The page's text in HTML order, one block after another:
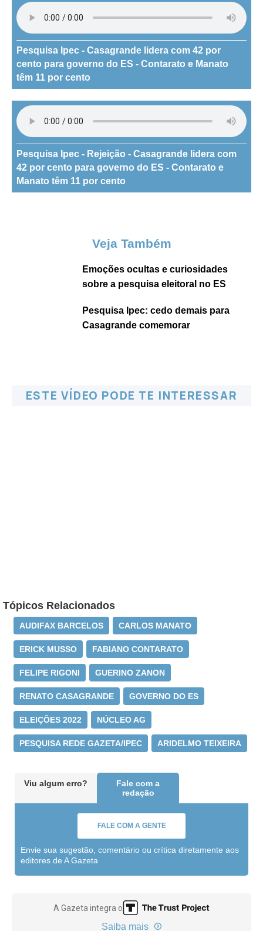
Pesquisa Ipec - Casagrande lidera com 42 por
cento para governo do ES - Contarato e Manato
têm 11 por cento
Pesquisa Ipec - Rejeição - Casagrande lidera com
42 por cento para governo do ES - Contarato e
Manato têm 11 por cento
Veja Também
Emoções ocultas e curiosidades
sobre a pesquisa eleitoral no ES
Pesquisa Ipec: cedo demais para
Casagrande comemorar
ESTE VÍDEO PODE TE INTERESSAR
Tópicos Relacionados
AUDIFAX BARCELOS CARLOS MANATO
ERICK MUSSO FABIANO CONTARATO
FELIPE RIGONI GUERINO ZANON
RENATO CASAGRANDE GOVERNO DO ES
ELEIÇÕES 2022 NÚCLEO AG
PESQUISA REDE GAZETA/IPEC ARIDELMO TEIXEIRA
Viu algum erro?
Fale com a
redação
FALE COM A GENTE
Envie sua sugestão, comentário ou crítica diretamente aos
editores de A Gazeta
A Gazeta integra o
Saiba mais